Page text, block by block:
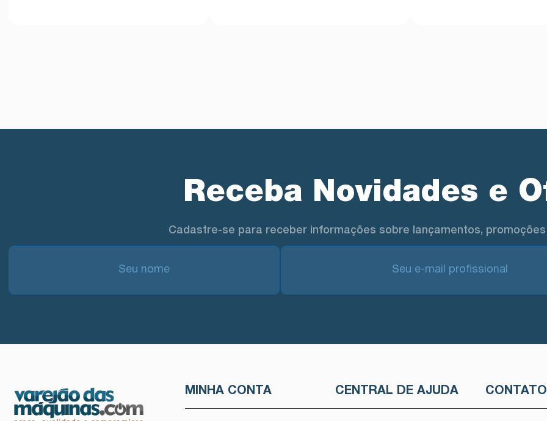
Receba Novidades e
Cadastre-se para receber informações sobre lançamentos,
MINHA CONTA CENTRAL DE AJUDA CONTATO